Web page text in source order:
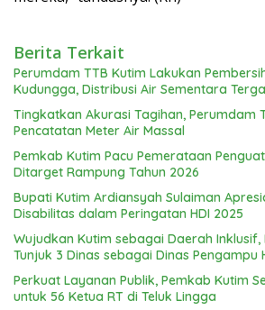
Berita Terkait
Perumdam TTB Kutim Lakukan
Kudungga, Distribusi Air Sementara
Tingkatkan Akurasi Tagihan, Perumdam
Pencatatan Meter Air Massal
Pemkab Kutim Pacu Pemerataan
Ditarget Rampung Tahun 2026
Bupati Kutim Ardiansyah Sulaiman
Disabilitas dalam Peringatan HDI 2025
Wujudkan Kutim sebagai Daerah
Tunjuk 3 Dinas sebagai Dinas Pengampu
Perkuat Layanan Publik, Pemkab Kutim
untuk 56 Ketua RT di Teluk Lingga